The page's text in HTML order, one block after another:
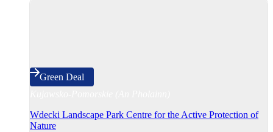
Wdecki Landscape Park Centre for the Active Protection of
Nature
Green Deal